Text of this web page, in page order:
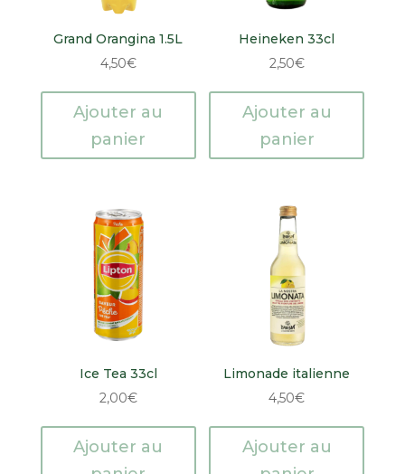
Grand Orangina 1.5L
4,50€
Ajouter au
panier
Heineken 33cl
2,50€
Ajouter au
panier
Ice Tea 33cl
2,00€
Ajouter au
Limonade italienne
4,50€
Ajouter au